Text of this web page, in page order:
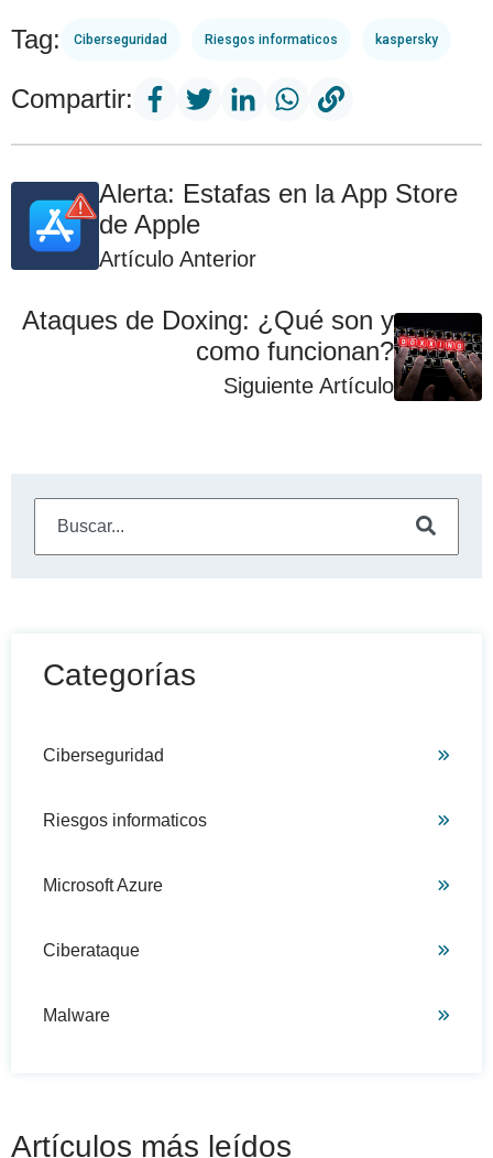
Tag: Ciberseguridad Riesgos informaticos kaspersky
Compartir:
Alerta: Estafas en la App Store
de Apple
Artículo Anterior
Ataques de Doxing: ¿Qué son y
como funcionan?
Siguiente Artículo
Categorías
Ciberseguridad
Riesgos informaticos
Microsoft Azure
Ciberataque
Malware
Artículos más leídos